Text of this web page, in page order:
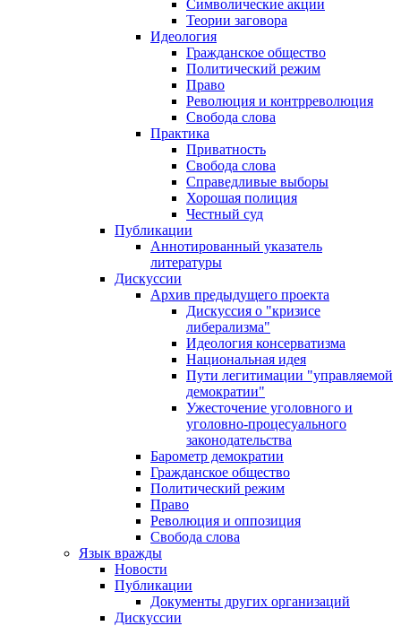
Символические акции
Теории заговора
Идеология
Гражданское общество
Политический режим
Право
Революция и контрреволюция
Свобода слова
Практика
Приватность
Свобода слова
Справедливые выборы
Хорошая полиция
Честный суд
Публикации
Аннотированный указатель
литературы
Дискуссии
Архив предыдущего проекта
Дискуссия о "кризисе
либерализма"
Идеология консерватизма
Национальная идея
Пути легитимации "управляемой
демократии"
Ужесточение уголовного и
уголовно-процесуального
законодательства
Барометр демократии
Гражданское общество
Политический режим
Право
Революция и оппозиция
Свобода слова
Язык вражды
Новости
Публикации
Документы других организаций
Дискуссии